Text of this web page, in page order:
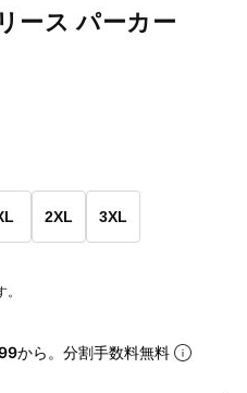
ース パーカー
2XL 3XL
から。分割手数料無料